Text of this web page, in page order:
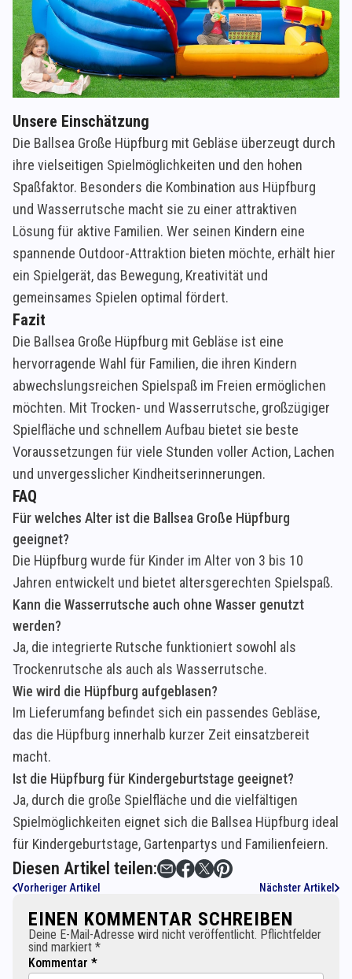
Unsere Einschätzung
Die Ballsea Große Hüpfburg mit Gebläse überzeugt durch
ihre vielseitigen Spielmöglichkeiten und den hohen
Spaßfaktor. Besonders die Kombination aus Hüpfburg
und Wasserrutsche macht sie zu einer attraktiven
Lösung für aktive Familien. Wer seinen Kindern eine
spannende Outdoor-Attraktion bieten möchte, erhält hier
ein Spielgerät, das Bewegung, Kreativität und
gemeinsames Spielen optimal fördert.
Fazit
Die Ballsea Große Hüpfburg mit Gebläse ist eine
hervorragende Wahl für Familien, die ihren Kindern
abwechslungsreichen Spielspaß im Freien ermöglichen
möchten. Mit Trocken- und Wasserrutsche, großzügiger
Spielfläche und schnellem Aufbau bietet sie beste
Voraussetzungen für viele Stunden voller Action, Lachen
und unvergesslicher Kindheitserinnerungen.
FAQ
Für welches Alter ist die Ballsea Große Hüpfburg
geeignet?
Die Hüpfburg wurde für Kinder im Alter von 3 bis 10
Jahren entwickelt und bietet altersgerechten Spielspaß.
Kann die Wasserrutsche auch ohne Wasser genutzt
werden?
Ja, die integrierte Rutsche funktioniert sowohl als
Trockenrutsche als auch als Wasserrutsche.
Wie wird die Hüpfburg aufgeblasen?
Im Lieferumfang befindet sich ein passendes Gebläse,
das die Hüpfburg innerhalb kurzer Zeit einsatzbereit
macht.
Ist die Hüpfburg für Kindergeburtstage geeignet?
Ja, durch die große Spielfläche und die vielfältigen
Spielmöglichkeiten eignet sich die Ballsea Hüpfburg ideal
für Kindergeburtstage, Gartenpartys und Familienfeiern.
Diesen Artikel teilen:
Vorheriger Artikel Nächster Artikel
EINEN KOMMENTAR SCHREIBEN
Deine E-Mail-Adresse wird nicht veröffentlicht. Pflichtfelder
sind markiert *
Kommentar *